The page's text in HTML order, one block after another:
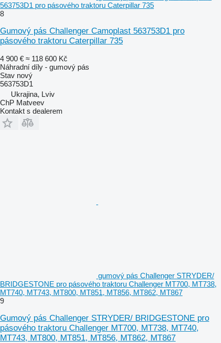
563753D1 pro pásového traktoru Caterpillar 735
8
Gumový pás Challenger Camoplast 563753D1 pro
pásového traktoru Caterpillar 735
4 900 € ≈ 118 600 Kč
Náhradní díly - gumový pás
Stav nový
563753D1
Ukrajina, Lviv
ChP Matveev
Kontakt s dealerem
gumový pás Challenger STRYDER/
BRIDGESTONE pro pásového traktoru Challenger MT700, MT738,
MT740, MT743, MT800, MT851, MT856, MT862, MT867
9
Gumový pás Challenger STRYDER/ BRIDGESTONE pro
pásového traktoru Challenger MT700, MT738, MT740,
MT743, MT800, MT851, MT856, MT862, MT867